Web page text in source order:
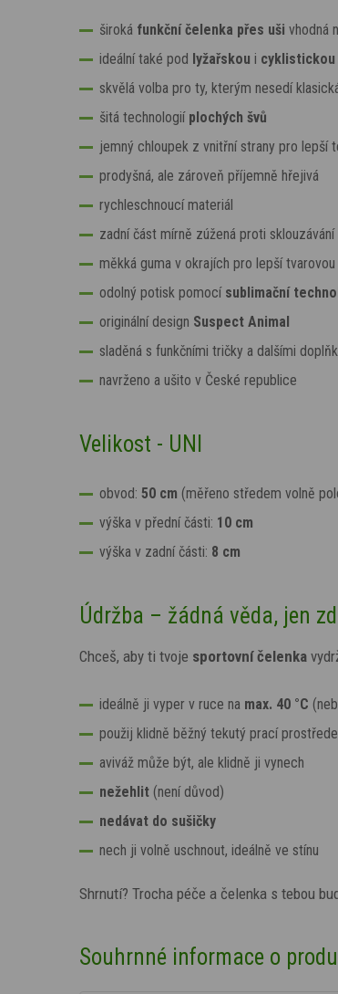
široká funkční čelenka přes uši vhodná
ideální také pod lyžařskou i cyklistickou
skvělá volba pro ty, kterým nesedí
šitá technologií plochých švů
jemný chloupek z vnitřní strany pro lepší
prodyšná, ale zároveň příjemně hřejivá
rychleschnoucí materiál
zadní část mírně zúžená proti sklouzávání
měkká guma v okrajích pro lepší
odolný potisk pomocí sublimační
originální design Suspect Animal
sladěná s funkčními tričky a dalšími
navrženo a ušito v České republice
Velikost - UNI
obvod: 50 cm (měřeno středem volně
výška v přední části: 10 cm
výška v zadní části: 8 cm
Údržba – žádná věda, jen
Chceš, aby ti tvoje sportovní čelenka
ideálně ji vyper v ruce na max. 40 °C
použij klidně běžný tekutý prací
aviváž může být, ale klidně ji vynech
nežehlit (není důvod)
nedávat do sušičky
nech ji volně uschnout, ideálně ve stínu
Shrnutí? Trocha péče a čelenka s tebou
Souhrnné informace o